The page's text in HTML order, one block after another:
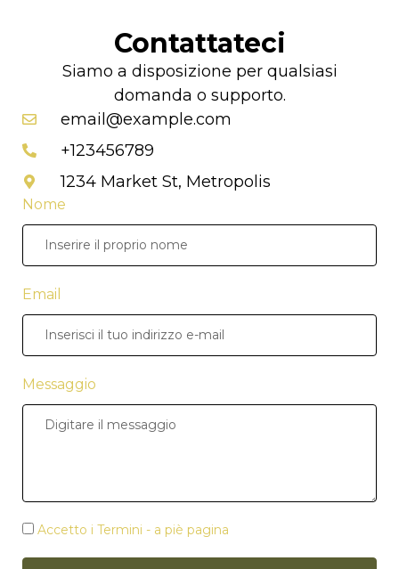
Contattateci
Siamo a disposizione per qualsiasi
domanda o supporto.
email@example.com
+123456789
1234 Market St, Metropolis
Nome
Email
Messaggio
Accetto i Termini - a piè pagina